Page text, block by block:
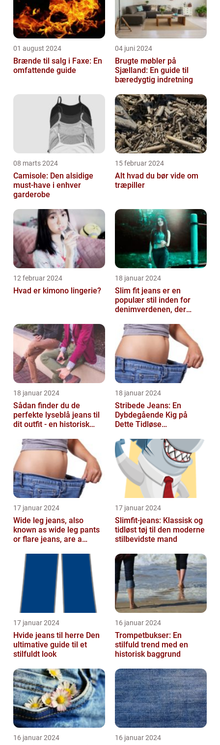
01 august 2024
Brænde til salg i Faxe: En
omfattende guide
04 juni 2024
Brugte møbler på
Sjælland: En guide til
bæredygtig indretning
08 marts 2024
Camisole: Den alsidige
must-have i enhver
garderobe
15 februar 2024
Alt hvad du bør vide om
træpiller
12 februar 2024
Hvad er kimono lingerie?
18 januar 2024
Slim fit jeans er en
populær stil inden for
denimverdenen, der
personer, der ønsk...
18 januar 2024
Sådan finder du de
perfekte lyseblå jeans til
dit outfit - en historisk
fash...
18 januar 2024
Stribede Jeans: En
Dybdegående Kig på
Dette Tidløse
17 januar 2024
Wide leg jeans, also
known as wide leg pants
or flare jeans, are a
for those ...
17 januar 2024
Slimfit-jeans: Klassisk og
tidløst tøj til den moderne
stilbevidste mand
17 januar 2024
Hvide jeans til herre Den
ultimative guide til et
stilfuldt look
16 januar 2024
Trompetbukser: En
stilfuld trend med en
historisk baggrund
16 januar 2024 16 januar 2024